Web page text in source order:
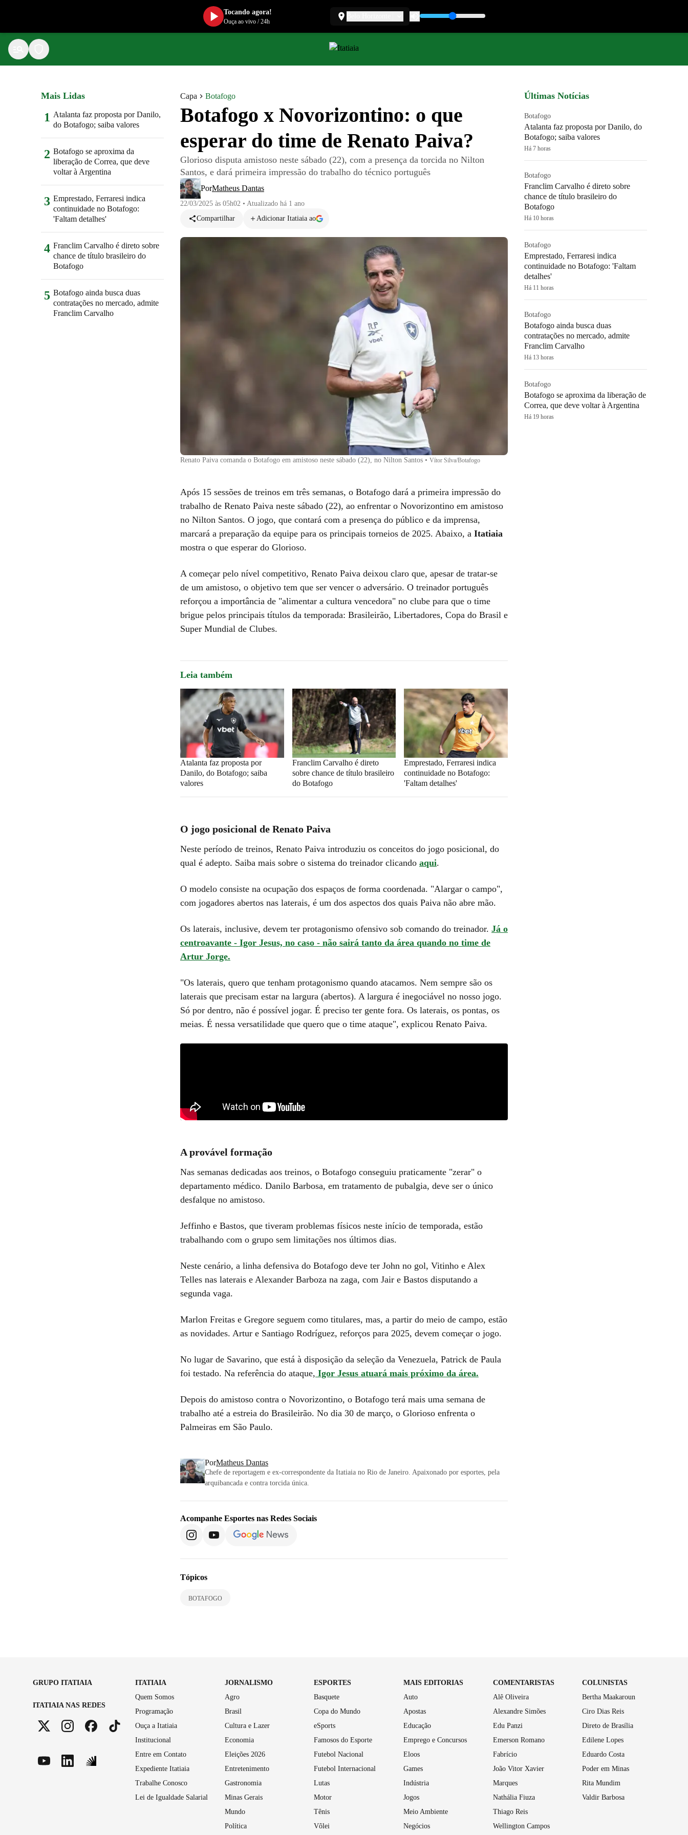
Capa Botafogo
Botafogo x Novorizontino: o que
esperar do time de Renato Paiva?
Glorioso disputa amistoso neste sábado (22), com a presença da torcida no Nilton
Santos, e dará primeira impressão do trabalho do técnico português
PorMatheus Dantas
22/03/2025 às 05h02 • Atualizado há 1 ano
Compartilhar
Adicionar Itatiaia ao
Renato Paiva comanda o Botafogo em amistoso neste sábado (22), no Nilton Santos • Vítor Silva/Botafogo
Após 15 sessões de treinos em três semanas, o Botafogo dará a primeira impressão do
trabalho de Renato Paiva neste sábado (22), ao enfrentar o Novorizontino em amistoso
no Nilton Santos. O jogo, que contará com a presença do público e da imprensa,
marcará a preparação da equipe para os principais torneios de 2025. Abaixo, a Itatiaia
mostra o que esperar do Glorioso.
A começar pelo nível competitivo, Renato Paiva deixou claro que, apesar de tratar-se
de um amistoso, o objetivo tem que ser vencer o adversário. O treinador português
reforçou a importância de "alimentar a cultura vencedora" no clube para que o time
brigue pelos principais títulos da temporada: Brasileirão, Libertadores, Copa do Brasil e
Super Mundial de Clubes.
Leia também
Atalanta faz proposta por
Danilo, do Botafogo; saiba
valores
Franclim Carvalho é direto
sobre chance de título brasileiro
do Botafogo
Emprestado, Ferraresi indica
continuidade no Botafogo:
'Faltam detalhes'
O jogo posicional de Renato Paiva
Neste período de treinos, Renato Paiva introduziu os conceitos do jogo posicional, do
qual é adepto. Saiba mais sobre o sistema do treinador clicando aqui.
O modelo consiste na ocupação dos espaços de forma coordenada. "Alargar o campo",
com jogadores abertos nas laterais, é um dos aspectos dos quais Paiva não abre mão.
Os laterais, inclusive, devem ter protagonismo ofensivo sob comando do treinador. Já o
centroavante - Igor Jesus, no caso - não sairá tanto da área quando no time de
Artur Jorge.
"Os laterais, quero que tenham protagonismo quando atacamos. Nem sempre são os
laterais que precisam estar na largura (abertos). A largura é inegociável no nosso jogo.
Só por dentro, não é possível jogar. É preciso ter gente fora. Os laterais, os pontas, os
meias. É nessa versatilidade que quero que o time ataque", explicou Renato Paiva.
A provável formação
Nas semanas dedicadas aos treinos, o Botafogo conseguiu praticamente "zerar" o
departamento médico. Danilo Barbosa, em tratamento de pubalgia, deve ser o único
desfalque no amistoso.
Jeffinho e Bastos, que tiveram problemas físicos neste início de temporada, estão
trabalhando com o grupo sem limitações nos últimos dias.
Neste cenário, a linha defensiva do Botafogo deve ter John no gol, Vitinho e Alex
Telles nas laterais e Alexander Barboza na zaga, com Jair e Bastos disputando a
segunda vaga.
Marlon Freitas e Gregore seguem como titulares, mas, a partir do meio de campo, estão
as novidades. Artur e Santiago Rodríguez, reforços para 2025, devem começar o jogo.
No lugar de Savarino, que está à disposição da seleção da Venezuela, Patrick de Paula
foi testado. Na referência do ataque, Igor Jesus atuará mais próximo da área.
Depois do amistoso contra o Novorizontino, o Botafogo terá mais uma semana de
trabalho até a estreia do Brasileirão. No dia 30 de março, o Glorioso enfrenta o
Palmeiras em São Paulo.
PorMatheus Dantas
Chefe de reportagem e ex-correspondente da Itatiaia no Rio de Janeiro. Apaixonado por esportes, pela
arquibancada e contra torcida única.
Acompanhe Esportes nas Redes Sociais
Tópicos
BOTAFOGO
Mais Lidas
1 Atalanta faz proposta por Danilo,
do Botafogo; saiba valores
2 Botafogo se aproxima da
liberação de Correa, que deve
voltar à Argentina
3 Emprestado, Ferraresi indica
continuidade no Botafogo:
'Faltam detalhes'
4 Franclim Carvalho é direto sobre
chance de título brasileiro do
Botafogo
5 Botafogo ainda busca duas
contratações no mercado, admite
Franclim Carvalho
Últimas Notícias
Botafogo
Atalanta faz proposta por Danilo, do
Botafogo; saiba valores
Há 7 horas
Botafogo
Franclim Carvalho é direto sobre
chance de título brasileiro do
Botafogo
Há 10 horas
Botafogo
Emprestado, Ferraresi indica
continuidade no Botafogo: 'Faltam
detalhes'
Há 11 horas
Botafogo
Botafogo ainda busca duas
contratações no mercado, admite
Franclim Carvalho
Há 13 horas
Botafogo
Botafogo se aproxima da liberação de
Correa, que deve voltar à Argentina
Há 19 horas
GRUPO ITATIAIA
ITATIAIA NAS REDES
ITATIAIA
Quem Somos
Programação
Ouça a Itatiaia
Institucional
Entre em Contato
Expediente Itatiaia
Trabalhe Conosco
Lei de Igualdade Salarial
JORNALISMO
Agro
Brasil
Cultura e Lazer
Economia
Eleições 2026
Entretenimento
Gastronomia
Minas Gerais
Mundo
Política
ESPORTES
Basquete
Copa do Mundo
eSports
Famosos do Esporte
Futebol Nacional
Futebol Internacional
Lutas
Motor
Tênis
Vôlei
MAIS EDITORIAS
Auto
Apostas
Educação
Emprego e Concursos
Eloos
Games
Indústria
Jogos
Meio Ambiente
Negócios
COMENTARISTAS
Alê Oliveira
Alexandre Simões
Edu Panzi
Emerson Romano
Fabrício
João Vitor Xavier
Marques
Nathália Fiuza
Thiago Reis
Wellington Campos
COLUNISTAS
Bertha Maakaroun
Ciro Dias Reis
Direto de Brasília
Edilene Lopes
Eduardo Costa
Poder em Minas
Rita Mundim
Valdir Barbosa
Tocando agora!
Ouça ao vivo/24h